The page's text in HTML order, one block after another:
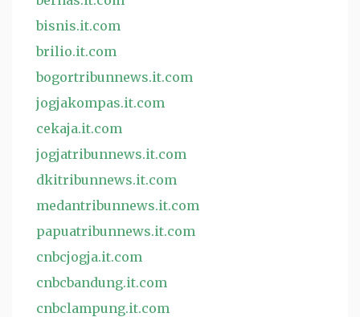
bisnis.it.com
brilio.it.com
bogortribunnews.it.com
jogjakompas.it.com
cekaja.it.com
jogjatribunnews.it.com
dkitribunnews.it.com
medantribunnews.it.com
papuatribunnews.it.com
cnbcjogja.it.com
cnbcbandung.it.com
cnbclampung.it.com